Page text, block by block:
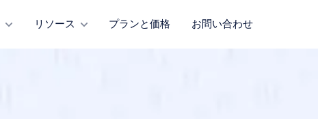
リソース プランと価格 お問い合わせ